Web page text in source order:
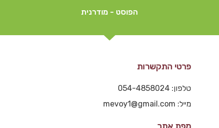
הפוסט - מודרנית
פרטי התקשרות
טלפון: 054-4858024
מייל: mevoy1@gmail.com